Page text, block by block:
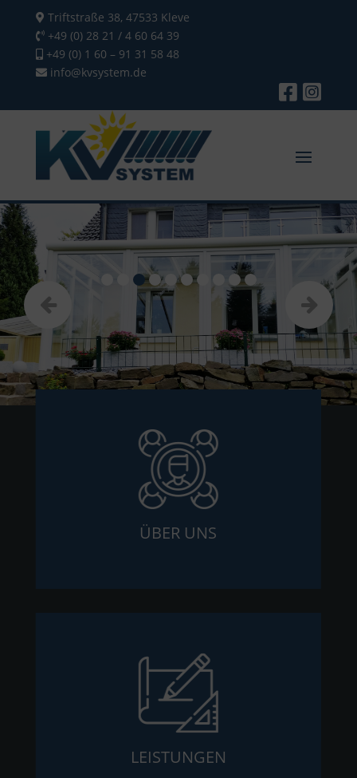
Triftstraße 38, 47533 Kleve
+49 (0) 28 21 / 4 60 64 39
+49 (0) 1 60 – 91 31 58 48
info@kvsystem.de
ÜBER UNS
LEISTUNGEN